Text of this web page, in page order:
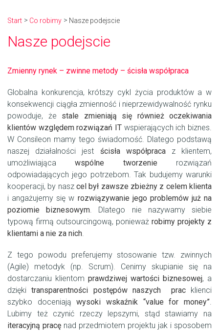
Start Co robimy Nasze podejscie
Nasze podejscie
Zmienny rynek – zwinne metody – ścisła współpraca
Globalna konkurencja, krótszy cykl życia produktów a w
konsekwencji ciągła zmienność i nieprzewidywalność rynku
powoduje, że stale zmieniają się również oczekiwania
klientów względem rozwiązań IT wspierających ich biznes.
W Consileon mamy tego świadomość. Dlatego podstawą
naszej działalności jest ścisła współpracaz klientem,
umożliwiającawspólne tworzenie rozwiązań
odpowiadających jego potrzebom. Tak budujemy warunki
kooperacji, by naszcel był zawsze zbieżny z celem klienta
i angażujemy się w rozwiązywanie jego problemów już na
poziomie biznesowym. Dlatego nie nazywamy siebie
typową firmą outsourcingową, ponieważ robimy projekty z
klientami a nie za nich.
Z tego powodu preferujemy stosowanie tzw. zwinnych
(Agile) metodyk (np. Scrum). Cenimy skupianie się na
dostarczaniu klientom prawdziwej wartości biznesowej, a
dziękitransparentności postępów naszych pracklienci
szybko doceniają wysoki wskaźnik “value for money”.
Lubimy też czynić rzeczy lepszymi, stąd stawiamy na
iteracyjną pracę nad przedmiotem projektu jak i sposobem